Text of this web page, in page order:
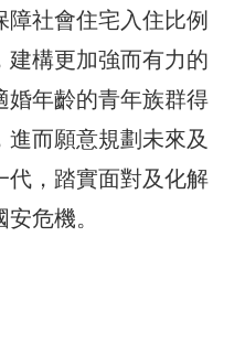
障社會住宅入住比例
建構更加強而有力的
婚年齡的青年族群得
而願意規劃未來及
代，踏實面對及化解
危機。